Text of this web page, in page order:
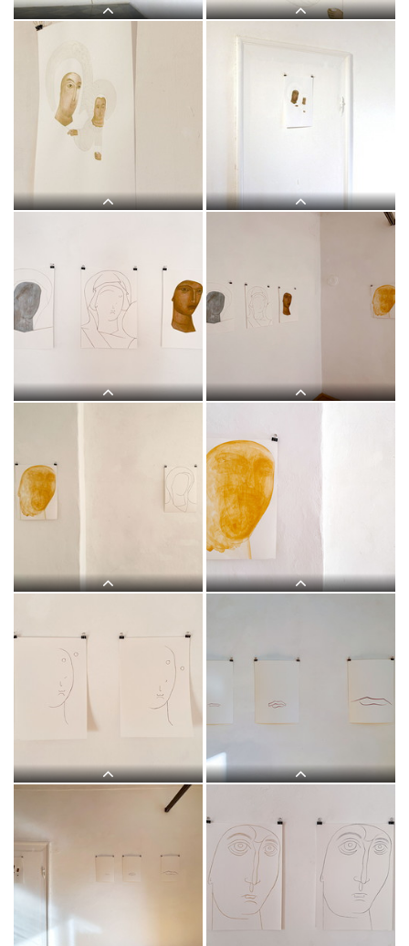
Judith Zilllich: MUTTER GOTTES.
(Ikonen 2018–2021), Eitempera auf
PapierKULTUM Galerie, 12. Nov. 2021
bis 12. Feb. 2022. Kurator: Johannes
Judith Zilllich: MUTTER GOTTES.
(Ikonen 2018–2021), Eitempera auf
PapierKULTUM Galerie, 12. Nov. 2021
Judith Zilllich: MUTTER GOTTES.
(Ikonen 2018–2021), Eitempera auf
Judith Zilllich: MUTTER GOTTES.
(Ikonen 2018–2021), Eitempera auf
Judith Zilllich: MUTTER GOTTES.
(Ikonen 2018–2021), Eitempera auf
PapierKULTUM Galerie, 12. Nov. 2021
bis 12. Feb. 2022. Kurator: Johannes
Rauchenberger
Judith Zilllich: MUTTER GOTTES.
(Ikonen 2018–2021), Eitempera auf
PapierKULTUM Galerie, 12. Nov. 2021
(Ikonen 2018–2021), Eitempera auf
PapierKULTUM Galerie, 12. Nov. 2021
Rauchenberger
Judith Zilllich: MUTTER GOTTES.
(Ikonen 2018–2021), Eitempera auf
PapierKULTUM Galerie, 12. Nov. 2021
bis 12. Feb. 2022. Kurator: Johannes
Judith Zilllich: MUTTER GOTTES.
(Ikonen 2018–2021), Eitempera auf
PapierKULTUM Galerie, 12. Nov. 2021
bis 12. Feb. 2022. Kurator: Johannes